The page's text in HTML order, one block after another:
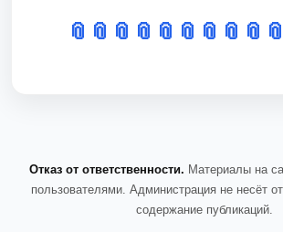
📎 📎 📎 📎 📎 📎 📎 📎 📎 📎
Отказ от ответственности. Материалы на
пользователями. Администрация не несёт
содержание публикаций.